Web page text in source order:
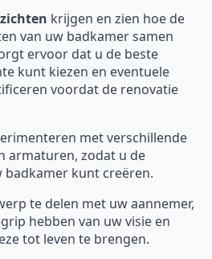
krijgen en zien hoe de
van uw badkamer samen
ervoor dat u de beste
kunt kiezen en eventuele
voordat de renovatie
met verschillende
armaturen, zodat u de
kunt creëren.
te delen met uw aannemer,
hebben van uw visie en
tot leven te brengen.